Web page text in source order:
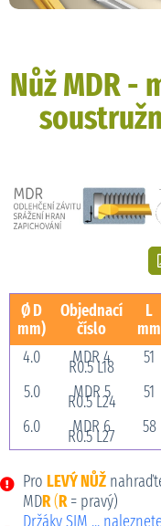
Nůž MDR -
Ø D
mm)
Objednací
číslo
L
mm
4.0
MDR 4
R0.5 L18 51
5.0
MDR 5
R0.5 L24 51
6.0
MDR 6
R0.5 L27 58
Pro LEVÝ NŮŽ
MDR(R= pravý)
Držáky SIM ...